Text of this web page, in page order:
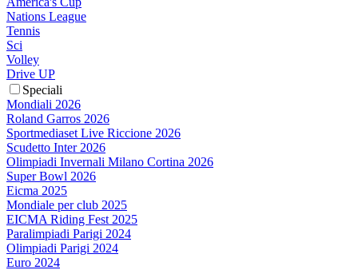
Nations League
Tennis
Sci
Volley
Drive UP
Speciali
Mondiali 2026
Roland Garros 2026
Sportmediaset Live Riccione 2026
Scudetto Inter 2026
Olimpiadi Invernali Milano Cortina 2026
Super Bowl 2026
Eicma 2025
Mondiale per club 2025
EICMA Riding Fest 2025
Paralimpiadi Parigi 2024
Olimpiadi Parigi 2024
Euro 2024